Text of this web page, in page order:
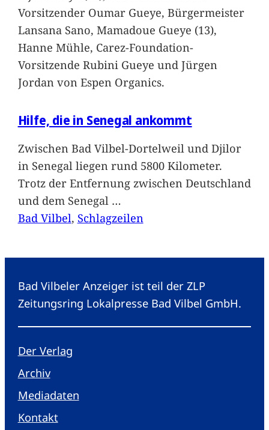
Vorsitzender Oumar Gueye, Bürgermeister
Lansana Sano, Mamadoue Gueye (13),
Hanne Mühle, Carez-Foundation-
Vorsitzende Rubini Gueye und Jürgen
Jordan von Espen Organics.
Hilfe, die in Senegal ankommt
Zwischen Bad Vilbel-Dortelweil und Djilor
in Senegal liegen rund 5800 Kilometer.
Trotz der Entfernung zwischen Deutschland
und dem Senegal …
Bad Vilbel, Schlagzeilen
Bad Vilbeler Anzeiger ist teil der ZLP
Zeitungsring Lokalpresse Bad Vilbel GmbH.
Der Verlag
Archiv
Mediadaten
Kontakt